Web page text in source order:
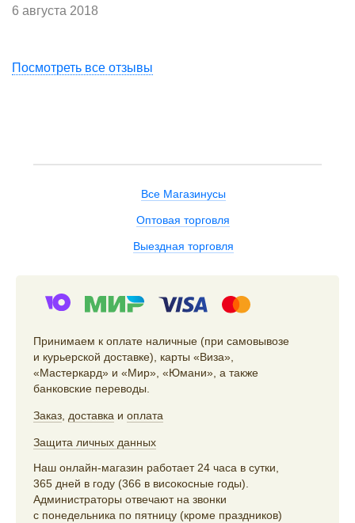
6 августа 2018
Посмотреть все отзывы
Все Магазинусы
Оптовая торговля
Выездная торговля
Принимаем к оплате наличные (при самовывозе
и курьерской доставке), карты «Виза»,
«Мастеркард» и «Мир», «Юмани», а также
банковские переводы.
Заказ, доставка и оплата
Защита личных данных
Наш онлайн-магазин работает 24 часа в сутки,
365 дней в году (366 в високосные годы).
Администраторы отвечают на звонки
с понедельника по пятницу (кроме праздников)